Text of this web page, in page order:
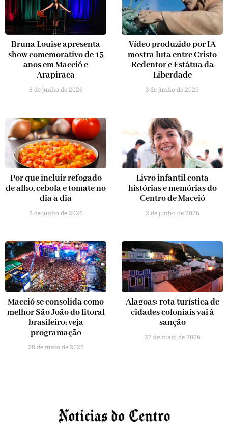
Bruna Louise apresenta
show comemorativo de 15
anos em Maceió e
Arapiraca
8 de junho de 2026
Vídeo produzido por IA
mostra luta entre Cristo
Redentor e Estátua da
Liberdade
3 de junho de 2026
Por que incluir refogado
de alho, cebola e tomate no
dia a dia
2 de junho de 2026
Livro infantil conta
histórias e memórias do
Centro de Maceió
2 de junho de 2026
Maceió se consolida como
melhor São João do litoral
brasileiro; veja
programação
28 de maio de 2026
Alagoas: rota turística de
cidades coloniais vai à
sanção
27 de maio de 2026